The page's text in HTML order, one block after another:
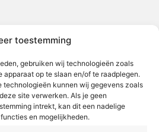
toestemming
gebruiken wij technologieën zoals
apparaat op te slaan en/of te raadplegen.
technologieën kunnen wij gegevens zoals
site verwerken. Als je geen
intrekt, kan dit een nadelige
en mogelijkheden.